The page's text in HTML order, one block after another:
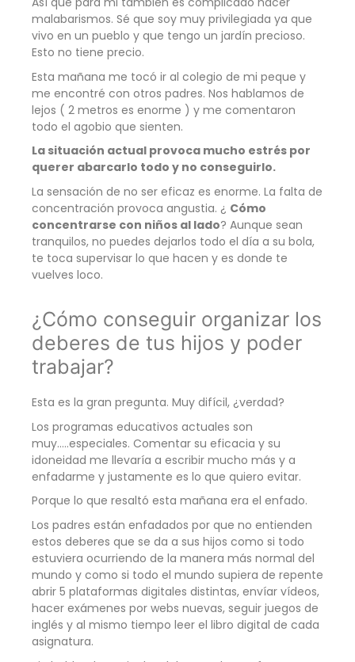
malabarismos. Sé que soy muy privilegiada ya que
vivo en un pueblo y que tengo un jardín precioso.
Esto no tiene precio.
Esta mañana me tocó ir al colegio de mi peque y
me encontré con otros padres. Nos hablamos de
lejos ( 2 metros es enorme ) y me comentaron
todo el agobio que sienten.
La situación actual provoca mucho estrés por
querer abarcarlo todo y no conseguirlo.
La sensación de no ser eficaz es enorme. La falta de
concentración provoca angustia. ¿ Cómo
concentrarse con niños al lado? Aunque sean
tranquilos, no puedes dejarlos todo el día a su bola,
te toca supervisar lo que hacen y es donde te
vuelves loco.
¿Cómo conseguir organizar los
deberes de tus hijos y poder
trabajar?
Esta es la gran pregunta. Muy difícil, ¿verdad?
Los programas educativos actuales son
muy…..especiales. Comentar su eficacia y su
idoneidad me llevaría a escribir mucho más y a
enfadarme y justamente es lo que quiero evitar.
Porque lo que resaltó esta mañana era el enfado.
Los padres están enfadados por que no entienden
estos deberes que se da a sus hijos como si todo
estuviera ocurriendo de la manera más normal del
mundo y como si todo el mundo supiera de repente
abrir 5 plataformas digitales distintas, envíar vídeos,
hacer exámenes por webs nuevas, seguir juegos de
inglés y al mismo tiempo leer el libro digital de cada
asignatura.